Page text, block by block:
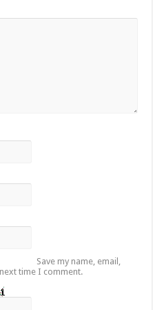
Save my name, email,
time I comment.